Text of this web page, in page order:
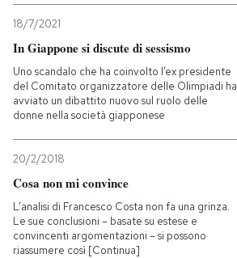
PODCAST
NEWSLETTER
I MIEI PREFERITI
SHOP
18/7/2021
In Giappone si discute di sessismo
Uno scandalo che ha coinvolto l’ex presidente
del Comitato organizzatore delle Olimpiadi ha
avviato un dibattito nuovo sul ruolo delle
donne nella società giapponese
20/2/2018
Cosa non mi convince
L’analisi di Francesco Costa non fa una grinza.
Le sue conclusioni – basate su estese e
convincenti argomentazioni – si possono
riassumere così [Continua]